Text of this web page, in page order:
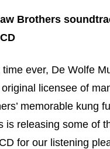
Brothers
ever, De Wolfe
licensee of
memorable kung
is releasing some of
for our listening